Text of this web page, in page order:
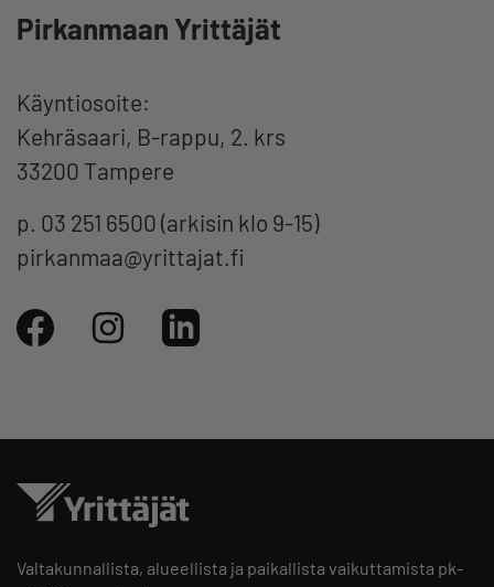
Pirkanmaan Yrittäjät
Käyntiosoite:
Kehräsaari, B-rappu, 2. krs
33200 Tampere
p. 03 251 6500 (arkisin klo 9-15)
pirkanmaa@yrittajat.fi
Valtakunnallista, alueellista ja paikallista vaikuttamista pk-